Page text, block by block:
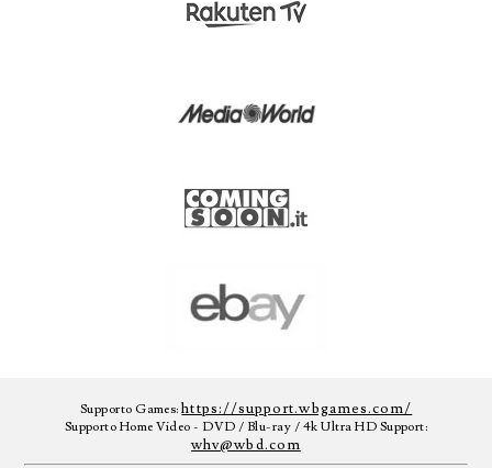
Supporto Games:https://support.wbgames.com/
Supporto Home Video - DVD / Blu-ray / 4k Ultra HD Support:
whv@wbd.com